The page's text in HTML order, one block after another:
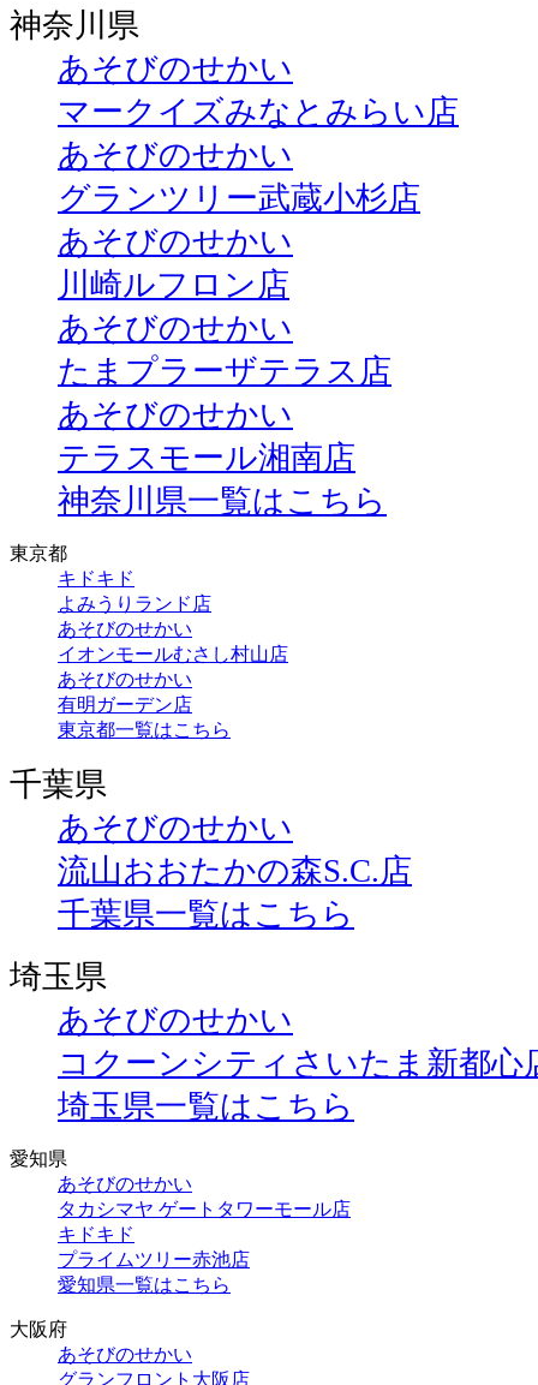
神奈川県
あそびのせかい
マークイズみなとみらい店
あそびのせかい
グランツリー武蔵小杉店
あそびのせかい
川崎ルフロン店
あそびのせかい
たまプラーザテラス店
あそびのせかい
テラスモール湘南店
神奈川県一覧はこちら
東京都
キドキド
よみうりランド店
あそびのせかい
イオンモールむさし村山店
あそびのせかい
有明ガーデン店
東京都一覧はこちら
千葉県
あそびのせかい
流山おおたかの森S.C.店
千葉県一覧はこちら
埼玉県
あそびのせかい
コクーンシティさいたま新都心
埼玉県一覧はこちら
愛知県
あそびのせかい
タカシマヤ ゲートタワーモール店
キドキド
プライムツリー赤池店
愛知県一覧はこちら
大阪府
あそびのせかい
グランフロント大阪店